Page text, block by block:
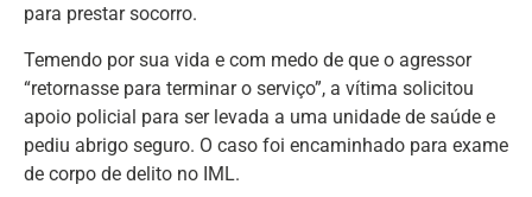
para prestar socorro.
Temendo por sua vida e com medo de que o agressor
“retornasse para terminar o serviço”, a vítima solicitou
apoio policial para ser levada a uma unidade de saúde e
pediu abrigo seguro. O caso foi encaminhado para exame
de corpo de delito no IML.